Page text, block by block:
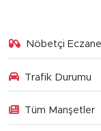
Nöbetçi
Trafik Durumu
Tüm Manşetler